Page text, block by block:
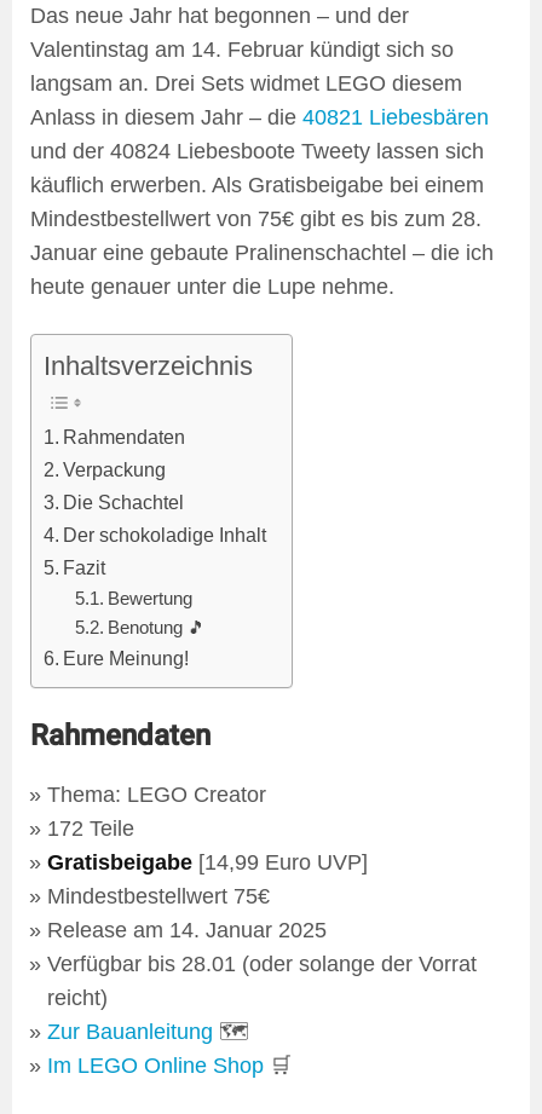
Das neue Jahr hat begonnen – und der
Valentinstag am 14. Februar kündigt sich so
langsam an. Drei Sets widmet LEGO diesem
Anlass in diesem Jahr – die 40821 Liebesbären
und der 40824 Liebesboote Tweety lassen sich
käuflich erwerben. Als Gratisbeigabe bei einem
Mindestbestellwert von 75€ gibt es bis zum 28.
Januar eine gebaute Pralinenschachtel – die ich
heute genauer unter die Lupe nehme.
Inhaltsverzeichnis
Rahmendaten
Verpackung
Die Schachtel
Der schokoladige Inhalt
Fazit
Bewertung
Benotung 🎵
Eure Meinung!
Rahmendaten
Thema: LEGO Creator
172 Teile
Gratisbeigabe [14,99 Euro UVP]
Mindestbestellwert 75€
Release am 14. Januar 2025
Verfügbar bis 28.01 (oder solange der Vorrat
reicht)
Zur Bauanleitung 🗺
Im LEGO Online Shop 🛒